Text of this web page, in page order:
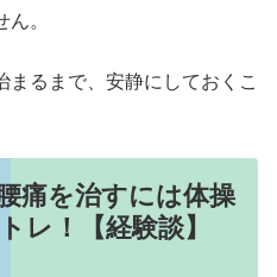
。
るまで、安静にしておくこ
痛を治すには体操
レ！【経験談】